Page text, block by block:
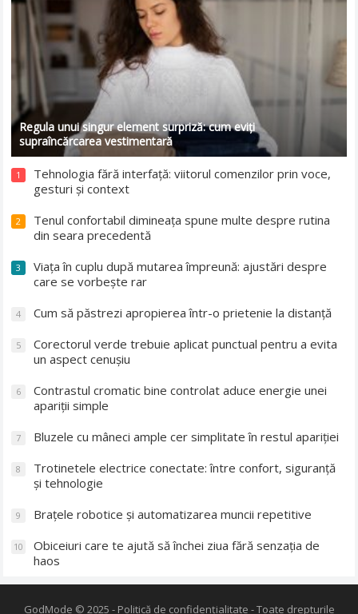
Regula unui singur element surpriză: cum eviți
supraîncărcarea vestimentară
1
Tehnologia fără interfață: viitorul comenzilor prin voce,
gesturi și context
2
Tenul confortabil dimineața spune multe despre rutina
din seara precedentă
3
Viața în cuplu după mutarea împreună: ajustări despre
care se vorbește rar
4 Cum să păstrezi apropierea într-o prietenie la distanță
5
Corectorul verde trebuie aplicat punctual pentru a evita
un aspect cenușiu
6
Contrastul cromatic bine controlat aduce energie unei
apariții simple
7 Bluzele cu mâneci ample cer simplitate în restul apariției
8
Trotinetele electrice conectate: între confort, siguranță
și tehnologie
9 Brațele robotice și automatizarea muncii repetitive
10
Obiceiuri care te ajută să închei ziua fără senzația de
haos
GodMode © 2025 - Politică de confidențialitate - Toate drepturile